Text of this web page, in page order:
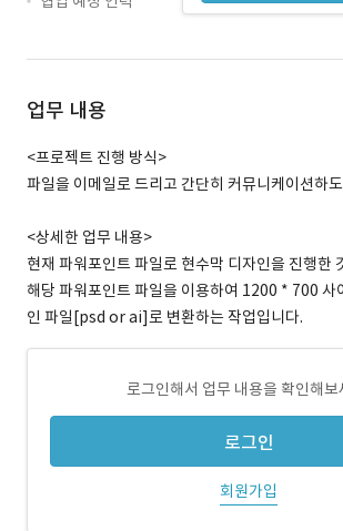
업무 내용
<프로젝트 진행 방식>
파일을 이메일로 드리고 간단히 커뮤니케이션하
<상세한 업무 내용>
현재 파워포인트 파일로 현수막 디자인을 진행한
해당 파워포인트 파일을 이용하여 1200 * 700 사
인 파일[psd or ai]로 변환하는 작업입니다.
로그인해서 업무 내용을 확인해보
로그인
회원가입